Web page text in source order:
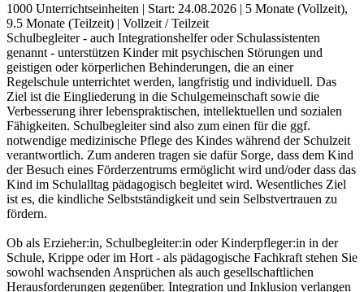
1000 Unterrichtseinheiten | Start: 24.08.2026 | 5 Monate (Vollzeit),
9.5 Monate (Teilzeit) | Vollzeit / Teilzeit
Schulbegleiter - auch Integrationshelfer oder Schulassistenten
genannt - unterstützen Kinder mit psychischen Störungen und
geistigen oder körperlichen Behinderungen, die an einer
Regelschule unterrichtet werden, langfristig und individuell. Das
Ziel ist die Eingliederung in die Schulgemeinschaft sowie die
Verbesserung ihrer lebenspraktischen, intellektuellen und sozialen
Fähigkeiten. Schulbegleiter sind also zum einen für die ggf.
notwendige medizinische Pflege des Kindes während der Schulzeit
verantwortlich. Zum anderen tragen sie dafür Sorge, dass dem Kind
der Besuch eines Förderzentrums ermöglicht wird und/oder dass das
Kind im Schulalltag pädagogisch begleitet wird. Wesentliches Ziel
ist es, die kindliche Selbstständigkeit und sein Selbstvertrauen zu
fördern.
Ob als Erzieher:in, Schulbegleiter:in oder Kinderpfleger:in in der
Schule, Krippe oder im Hort - als pädagogische Fachkraft stehen Sie
sowohl wachsenden Ansprüchen als auch gesellschaftlichen
Herausforderungen gegenüber. Integration und Inklusion verlangen